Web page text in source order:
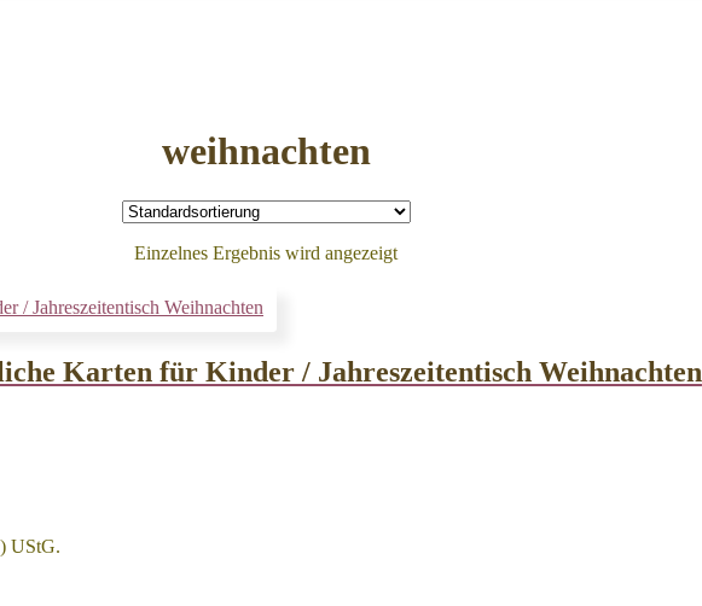
weihnachten
Einzelnes Ergebnis wird angezeigt
Karten für Kinder / Jahreszeitentisch Weihnachten
UStG.